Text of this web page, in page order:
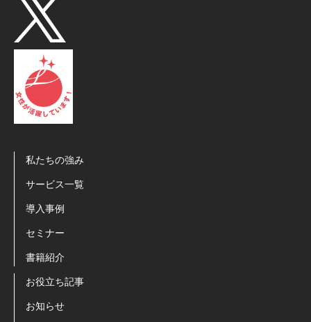
私たちの強み
サービス一覧
導入事例
セミナー
書籍紹介
お役立ち記事
お知らせ